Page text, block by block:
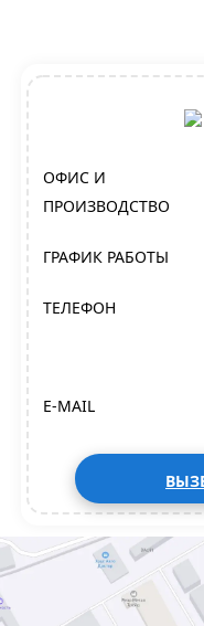
ОФИС И
ПРОИЗВОДСТВО
ГРАФИК РАБОТЫ
ТЕЛЕФОН
E-MAIL